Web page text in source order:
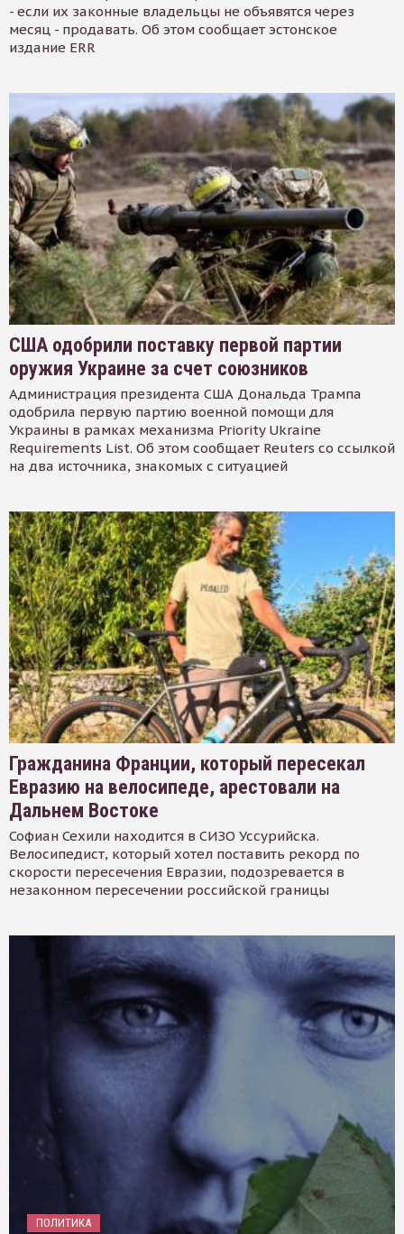
- если их законные владельцы не объявятся через
месяц - продавать. Об этом сообщает эстонское
издание ERR
США одобрили поставку первой партии
оружия Украине за счет союзников
Администрация президента США Дональда Трампа
одобрила первую партию военной помощи для
Украины в рамках механизма Priority Ukraine
Requirements List. Об этом сообщает Reuters со ссылкой
на два источника, знакомых с ситуацией
Гражданина Франции, который пересекал
Евразию на велосипеде, арестовали на
Дальнем Востоке
Софиан Сехили находится в СИЗО Уссурийска.
Велосипедист, который хотел поставить рекорд по
скорости пересечения Евразии, подозревается в
незаконном пересечении российской границы
ПОЛИТИКА